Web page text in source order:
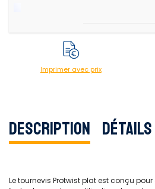
Imprimer avec prix
Description Détails
Le tournevis Protwist plat est conçu